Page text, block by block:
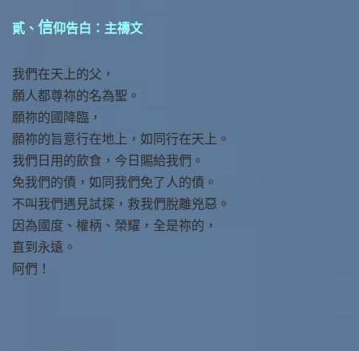
貳、 信仰告白：主禱文
我們在天上的父，
願人都尊祢的名為聖。
願祢的國降臨，
願祢的旨意行在地上，如同行在天上。
我們日用的飲食，今日賜給我們。
免我們的債，如同我們免了人的債。
不叫我們遇見試探，救我們脫離兇惡。
因為國度、權柄、榮耀，全是祢的，
直到永遠。
阿們！